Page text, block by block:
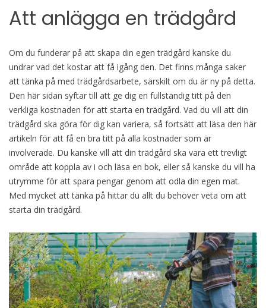
Att anlägga en trädgård
Om du funderar på att skapa din egen trädgård kanske du
undrar vad det kostar att få igång den. Det finns många saker
att tänka på med trädgårdsarbete, särskilt om du är ny på detta.
Den här sidan syftar till att ge dig en fullständig titt på den
verkliga kostnaden för att starta en trädgård. Vad du vill att din
trädgård ska göra för dig kan variera, så fortsätt att läsa den här
artikeln för att få en bra titt på alla kostnader som är
involverade. Du kanske vill att din trädgård ska vara ett trevligt
område att koppla av i och läsa en bok, eller så kanske du vill ha
utrymme för att spara pengar genom att odla din egen mat.
Med mycket att tänka på hittar du allt du behöver veta om att
starta din trädgård.